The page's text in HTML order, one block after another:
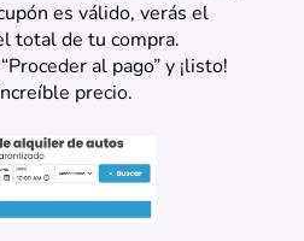
es válido, verás el
total de tu compra.
al pago” y ¡listo!
precio.